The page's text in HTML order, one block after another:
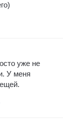
уже не
У меня